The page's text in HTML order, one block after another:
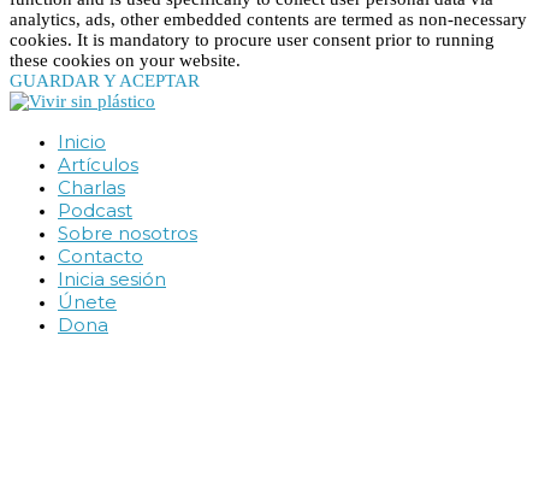
analytics, ads, other embedded contents are termed as non-necessary
cookies. It is mandatory to procure user consent prior to running
these cookies on your website.
GUARDAR Y ACEPTAR
Inicio
Artículos
Charlas
Podcast
Sobre nosotros
Contacto
Inicia sesión
Únete
Dona